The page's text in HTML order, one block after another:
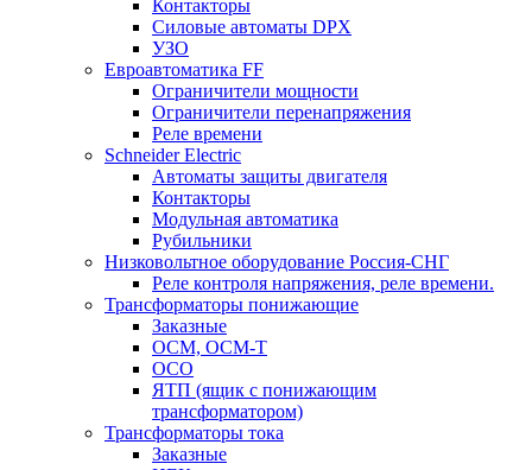
Контакторы
Силовые автоматы DPX
УЗО
Евроавтоматика FF
Ограничители мощности
Ограничители перенапряжения
Реле времени
Schneider Electric
Автоматы защиты двигателя
Контакторы
Модульная автоматика
Рубильники
Низковольтное оборудование Россия-СНГ
Реле контроля напряжения, реле времени.
Трансформаторы понижающие
Заказные
ОСМ, ОСМ-Т
ОСО
ЯТП (ящик с понижающим
трансформатором)
Трансформаторы тока
Заказные